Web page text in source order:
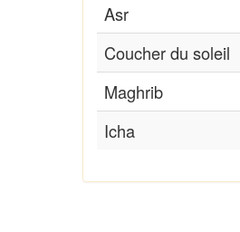
Asr
Coucher du soleil
Maghrib
Icha